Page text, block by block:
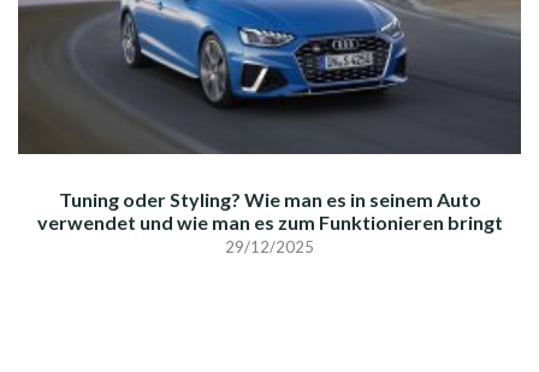
Tuning oder Styling? Wie man es in seinem Auto
verwendet und wie man es zum Funktionieren bringt
29/12/2025